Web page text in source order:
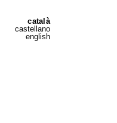
català
castellano
english